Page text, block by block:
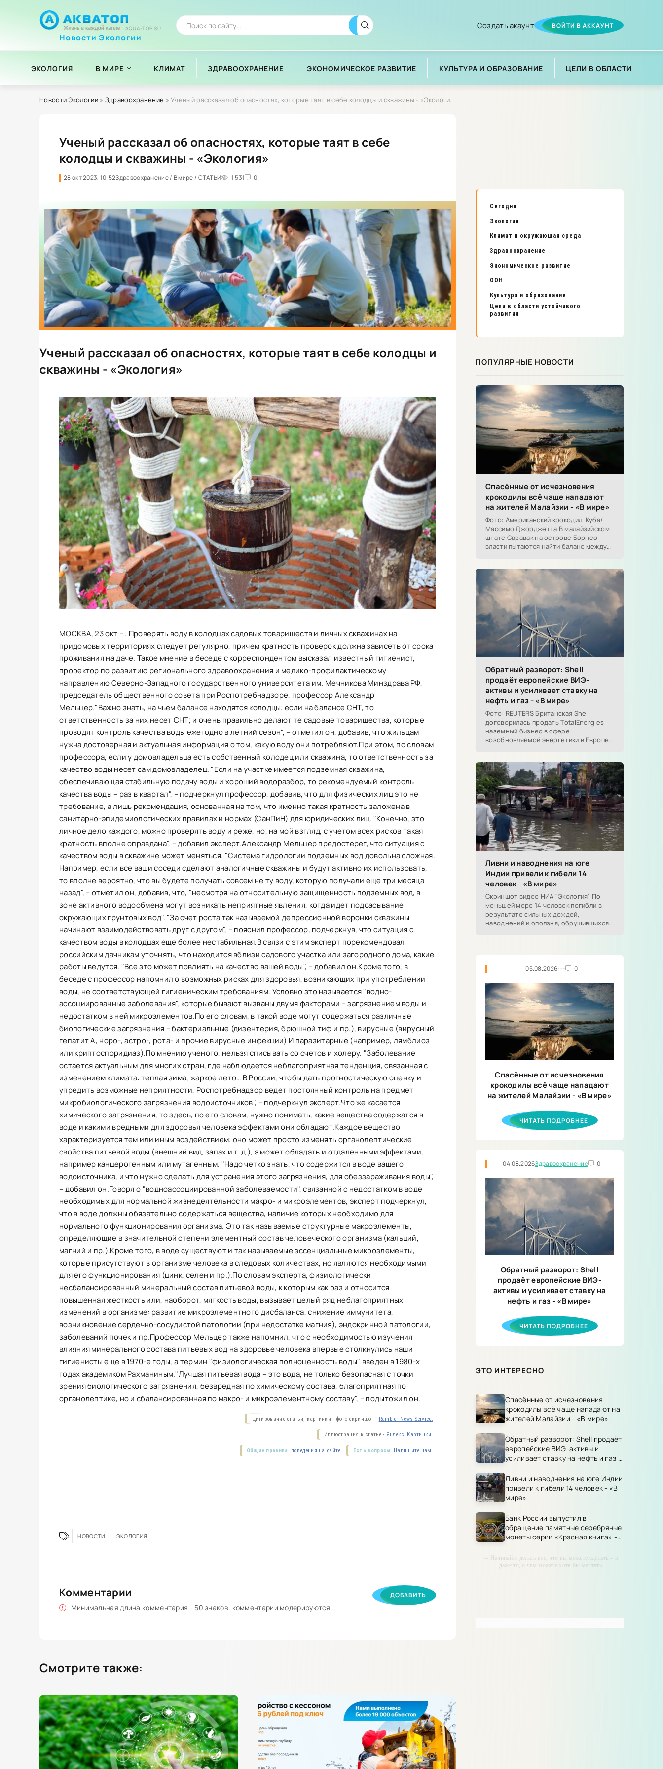
Новости Экологии
AQUA-TOP.SU Создать акаунт ВОЙТИ В АККАУНТ
ЭКОЛОГИЯ В МИРЕ КЛИМАТ ЗДРАВООХРАНЕНИЕ ЭКОНОМИЧЕСКОЕ РАЗВИТИЕ КУЛЬТУРА И ОБРАЗОВАНИЕ ЦЕЛИ В ОБЛАСТИ
Новости Экологии» Здравоохранение » Ученый рассказал об опасностях, которые таят в себе колодцы и скважины - «Экология»
Ученый рассказал об опасностях, которые таят в себе
колодцы и скважины - «Экология»
28 окт 2023, 10:52Здравоохранение / В мире / СТАТЬИ 1 531 0
Ученый рассказал об опасностях, которые таят в себе колодцы и
скважины - «Экология»
МОСКВА, 23 окт – . Проверять воду в колодцах садовых товариществ и личных скважинах на
придомовых территориях следует регулярно, причем кратность проверок должна зависеть от срока
проживания на даче. Такое мнение в беседе с корреспондентом высказал известный гигиенист,
проректор по развитию регионального здравоохранения и медико-профилактическому
направлению Северно-Западного государственного университета им. Мечникова Минздрава РФ,
председатель общественного совета при Роспотребнадзоре, профессор Александр
Мельцер."Важно знать, на чьем балансе находятся колодцы: если на балансе СНТ, то
ответственность за них несет СНТ; и очень правильно делают те садовые товарищества, которые
проводят контроль качества воды ежегодно в летний сезон", – отметил он, добавив, что жильцам
нужна достоверная и актуальная информация о том, какую воду они потребляют.При этом, по словам
профессора, если у домовладельца есть собственный колодец или скважина, то ответственность за
качество воды несет сам домовладелец. "Если на участке имеется подземная скважина,
обеспечивающая стабильную подачу воды и хороший водоразбор, то рекомендуемый контроль
качества воды – раз в квартал", – подчеркнул профессор, добавив, что для физических лиц это не
требование, а лишь рекомендация, основанная на том, что именно такая кратность заложена в
санитарно-эпидемиологических правилах и нормах (СанПиН) для юридических лиц. "Конечно, это
личное дело каждого, можно проверять воду и реже, но, на мой взгляд, с учетом всех рисков такая
кратность вполне оправдана", – добавил эксперт.Александр Мельцер предостерег, что ситуация с
качеством воды в скважине может меняться. "Система гидрологии подземных вод довольна сложная.
Например, если все ваши соседи сделают аналогичные скважины и будут активно их использовать,
то вполне вероятно, что вы будете получать совсем не ту воду, которую получали еще три месяца
назад", – отметил он, добавив, что, "несмотря на относительную защищенность подземных вод, в
зоне активного водообмена могут возникать неприятные явления, когда идет подсасывание
окружающих грунтовых вод". "За счет роста так называемой депрессионной воронки скважины
начинают взаимодействовать друг с другом", – пояснил профессор, подчеркнув, что ситуация с
качеством воды в колодцах еще более нестабильная.В связи с этим эксперт порекомендовал
российским дачникам уточнять, что находится вблизи садового участка или загородного дома, какие
работы ведутся. "Все это может повлиять на качество вашей воды", – добавил он.Кроме того, в
беседе с профессор напомнил о возможных рисках для здоровья, возникающих при употреблении
воды, не соответствующей гигиеническим требованиям. Условно это называется "водно-
ассоциированные заболевания", которые бывают вызваны двумя факторами – загрязнением воды и
недостатком в ней микроэлементов.По его словам, в такой воде могут содержаться различные
биологические загрязнения – бактериальные (дизентерия, брюшной тиф и пр.), вирусные (вирусный
гепатит А, норо-, астро-, рота- и прочие вирусные инфекции) И паразитарные (например, лямблиоз
или криптоспоридиаз).По мнению ученого, нельзя списывать со счетов и холеру. "Заболевание
остается актуальным для многих стран, где наблюдается неблагоприятная тенденция, связанная с
изменением климата: теплая зима, жаркое лето… В России, чтобы дать прогностическую оценку и
упредить возможные неприятности, Роспотребнадзор ведет постоянный контроль на предмет
микробиологического загрязнения водоисточников", – подчеркнул эксперт.Что же касается
химического загрязнения, то здесь, по его словам, нужно понимать, какие вещества содержатся в
воде и какими вредными для здоровья человека эффектами они обладают.Каждое вещество
характеризуется тем или иным воздействием: оно может просто изменять органолептические
свойства питьевой воды (внешний вид, запах и т. д.), а может обладать и отдаленными эффектами,
например канцерогенным или мутагенным. "Надо четко знать, что содержится в воде вашего
водоисточника, и что нужно сделать для устранения этого загрязнения, для обеззараживания воды",
– добавил он.Говоря о "водноассоциированной заболеваемости", связанной с недостатком в воде
необходимых для нормальной жизнедеятельности макро- и микроэлементов, эксперт подчеркнул,
что в воде должны обязательно содержаться вещества, наличие которых необходимо для
нормального функционирования организма. Это так называемые структурные макроэлементы,
определяющие в значительной степени элементный состав человеческого организма (кальций,
магний и пр.).Кроме того, в воде существуют и так называемые эссенциальные микроэлементы,
которые присутствуют в организме человека в следовых количествах, но являются необходимыми
для его функционирования (цинк, селен и пр.).По словам эксперта, физиологически
несбалансированный минеральный состав питьевой воды, к которым как раз и относится
повышенная жесткость или, наоборот, мягкость воды, вызывает целый ряд неблагоприятных
изменений в организме: развитие микроэлементного дисбаланса, снижение иммунитета,
возникновение сердечно-сосудистой патологии (при недостатке магния), эндокринной патологии,
заболеваний почек и пр.Профессор Мельцер также напомнил, что с необходимостью изучения
влияния минерального состава питьевых вод на здоровье человека впервые столкнулись наши
гигиенисты еще в 1970-е годы, а термин "физиологическая полноценность воды" введен в 1980-х
годах академиком Рахманиным."Лучшая питьевая вода – это вода, не только безопасная с точки
зрения биологического загрязнения, безвредная по химическому состава, благоприятная по
органолептике, но и сбалансированная по макро- и микроэлементному составу", – подытожил он.
Цитирование статьи, картинки - фото скриншот - Rambler News Service.
Иллюстрация к статье - Яндекс. Картинки.
Есть вопросы. Напишите нам.
Общие правила поведения на сайте.
НОВОСТИ ЭКОЛОГИЯ
Комментарии
Минимальная длина комментария - 50 знаков. комментарии модерируются
ДОБАВИТЬ
Смотрите также:
Сегодня
Экология
Климат и окружающая среда
Здравоохранение
Экономическое развитие
ООН
Культура и образование
Цели в области устойчивого
развития
ПОПУЛЯРНЫЕ НОВОСТИ
Спасённые от исчезновения
крокодилы всё чаще нападают
на жителей Малайзии - «В мире»
Фото: Американский крокодил, Куба/
Массимо Джорджетта В малайзийском
штате Саравак на острове Борнео
власти пытаются найти баланс между
Обратный разворот: Shell
продаёт европейские ВИЭ-
активы и усиливает ставку на
нефть и газ - «В мире»
Фото: REUTERS Британская Shell
договорилась продать TotalEnergies
наземный бизнес в сфере
возобновляемой энергетики в Европе.
Ливни и наводнения на юге
Индии привели к гибели 14
человек - «В мире»
Скриншот видео НИА "Экология" По
меньшей мере 14 человек погибли в
результате сильных дождей,
наводнений и оползня, обрушившихся
05.08.2026--- 0
Спасённые от исчезновения
крокодилы всё чаще нападают
на жителей Малайзии - «В мире»
ЧИТАТЬ ПОДРОБНЕЕ
04.08.2026Здравоохранение 0
Обратный разворот: Shell
продаёт европейские ВИЭ-
активы и усиливает ставку на
нефть и газ - «В мире»
ЧИТАТЬ ПОДРОБНЕЕ
ЭТО ИНТЕРЕСНО
Спасённые от исчезновения
крокодилы всё чаще нападают на
жителей Малайзии - «В мире»
Обратный разворот: Shell продаёт
европейские ВИЭ-активы и
усиливает ставку на нефть и газ -
Ливни и наводнения на юге Индии
привели к гибели 14 человек - «В
мире»
Банк России выпустил в
обращение памятные серебряные
монеты серии «Красная книга» -
-- Начинайте делать все, что вы можете сделать – и
даже то, о чем можете хотя бы мечтать.
той жизнью, которую вы сами себе придумали.